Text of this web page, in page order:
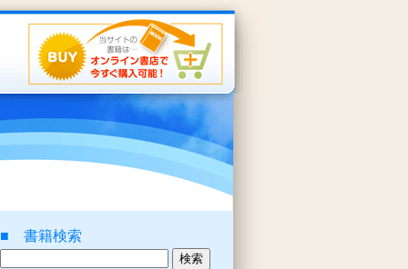
■ 書籍検索